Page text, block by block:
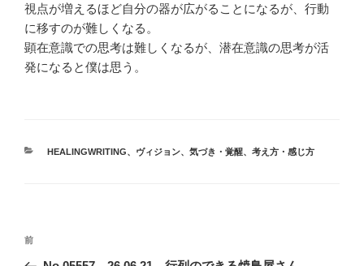
視点が増えるほど自分の器が広がることになるが、行動
に移すのが難しくなる。
顕在意識での思考は難しくなるが、潜在意識の思考が活
発になると僕は思う。
カ
HEALINGWRITING、 ヴィジョン、 気づき・覚醒、 考え方・感じ方
投
前
の
前